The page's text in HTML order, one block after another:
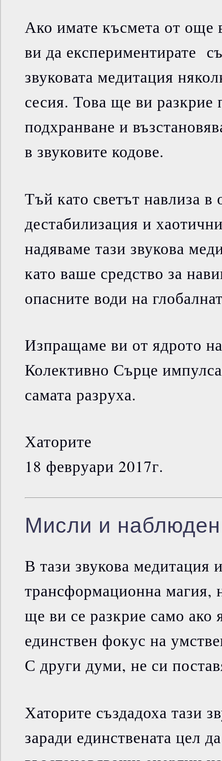
Ако имате късмета от още
ви да експериментирате
звуковата медитация
сесия. Това ще ви
подхранване и
в звуковите кодове.
Тъй като светът навлиза в
дестабилизация и
надяваме тази звукова
като ваше средство за
опасните води на
Изпращаме ви от ядрото
Колективно Сърце
самата разруха.
Хаторите
18 февруари 2017г.
Мисли и
В тази звукова медитация
трансформационна магия,
ще ви се разкрие само ако
единствен фокус на
С други думи, не си
Хаторите създадоха тази
заради единствената цел